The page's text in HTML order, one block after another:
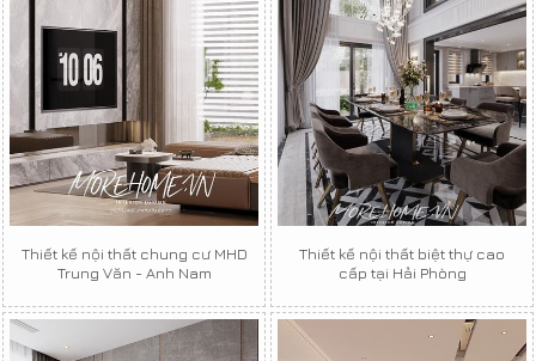
Thiết kế nội thất chung cư MHD
Trung Văn - Anh Nam
Thiết kế nội thất biệt thự cao
cấp tại Hải Phòng